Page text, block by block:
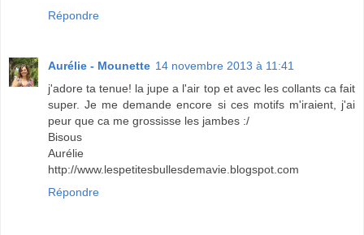
Répondre
Aurélie - Mounette 14 novembre 2013 à 11:41
j'adore ta tenue! la jupe a l'air top et avec les collants ca fait
super. Je me demande encore si ces motifs m'iraient, j'ai
peur que ca me grossisse les jambes :/
Bisous
Aurélie
http://www.lespetitesbullesdemavie.blogspot.com
Répondre